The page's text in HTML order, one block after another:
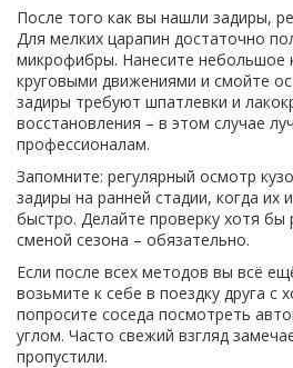
После того как вы нашли задиры,
Для мелких царапин достаточно
микрофибры. Нанесите небольшое
круговыми движениями и смойте
задиры требуют шпатлевки и
восстановления – в этом случае
профессионалам.
Запомните: регулярный осмотр
задиры на ранней стадии, когда их
быстро. Делайте проверку хотя бы
сменой сезона – обязательно.
Если после всех методов вы всё
возьмите к себе в поездку друга с
попросите соседа посмотреть
углом. Часто свежий взгляд
пропустили.